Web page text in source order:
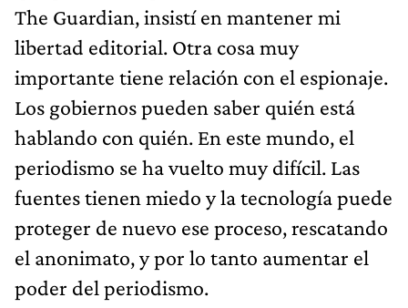
The Guardian, insistí en mantener mi
libertad editorial. Otra cosa muy
importante tiene relación con el espionaje.
Los gobiernos pueden saber quién está
hablando con quién. En este mundo, el
periodismo se ha vuelto muy difícil. Las
fuentes tienen miedo y la tecnología puede
proteger de nuevo ese proceso, rescatando
el anonimato, y por lo tanto aumentar el
poder del periodismo.